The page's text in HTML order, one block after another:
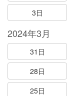
3日
2024年3月
31日
28日
25日